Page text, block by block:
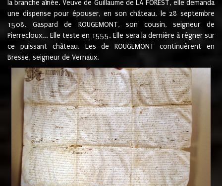
la branche aînée. Veuve de Guillaume de LA FOREST, elle demanda
une dispense pour épouser, en son château, le 28 septembre
1508, Gaspard de ROUGEMONT, son cousin, seigneur de
Pierrecloux... Elle teste en 1555. Elle sera la dernière à régner sur
ce puissant château. Les de ROUGEMONT continuèrent en
Bresse, seigneur de Vernaux.